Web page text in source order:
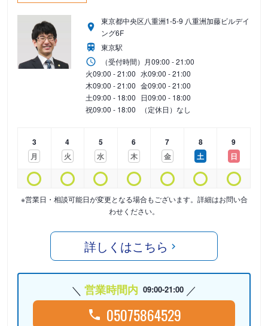
東京都中央区八重洲1-5-9 八重洲加藤ビルデイ
ング6F
東京駅
（受付時間） 月09:00 - 21:00
火09:00 - 21:00 水09:00 - 21:00
木09:00 - 21:00 金09:00 - 21:00
土09:00 - 18:00 日09:00 - 18:00
祝09:00 - 18:00 （定休日）なし
3
月
4
火
5
水
6
木
7
金
8
土
9
日
※営業日・相談可能日が変更となる場合もございます。詳細はお問い合
わせください。
詳しくはこちら
営業時間内 09:00-21:00
05075864529